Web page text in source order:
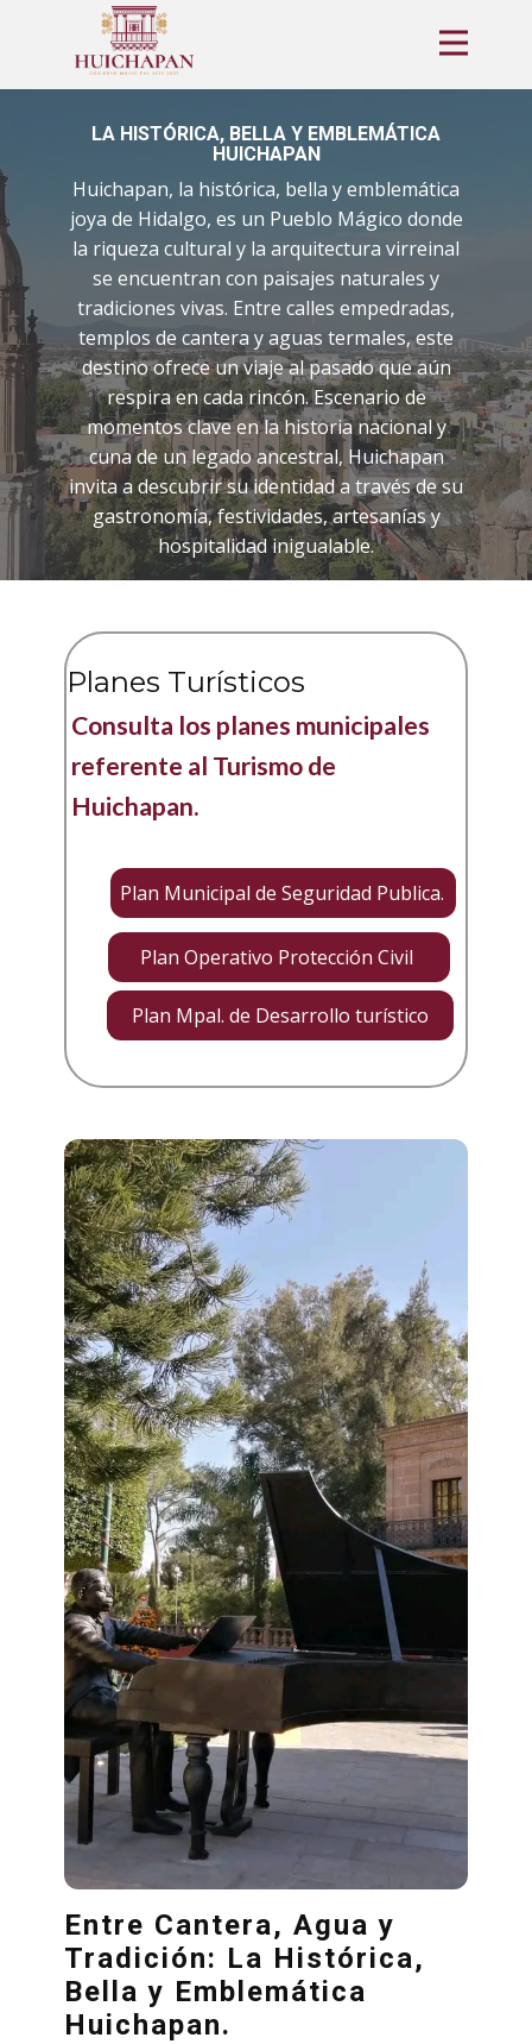
LA HISTÓRICA, BELLA Y EMBLEMÁTICA
HUICHAPAN
Huichapan, la histórica, bella y emblemática
joya de Hidalgo, es un Pueblo Mágico donde
la riqueza cultural y la arquitectura virreinal
se encuentran con paisajes naturales y
tradiciones vivas. Entre calles empedradas,
templos de cantera y aguas termales, este
destino ofrece un viaje al pasado que aún
respira en cada rincón. Escenario de
momentos clave en la historia nacional y
cuna de un legado ancestral, Huichapan
invita a descubrir su identidad a través de su
gastronomía, festividades, artesanías y
hospitalidad inigualable.
Planes Turísticos
Plan Operativo Protección Civil
Plan Municipal de Seguridad Publica.
Consulta los planes municipales
referente al Turismo de
Huichapan.
Plan Mpal. de Desarrollo turístico
Entre Cantera, Agua y
Tradición: La Histórica,
Bella y Emblemática
Huichapan.